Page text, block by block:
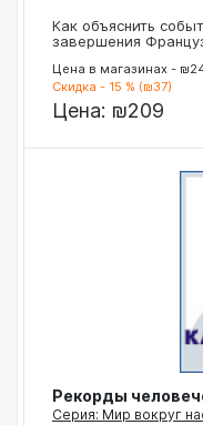
Как объяснить
завершения
Цена в магазинах -
Скидка - 15 % (₪37)
Цена: ₪209
Рекорды
Серия: Мир вокруг